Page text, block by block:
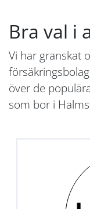
Bra val i
Vi har granskat
över de
som bor i